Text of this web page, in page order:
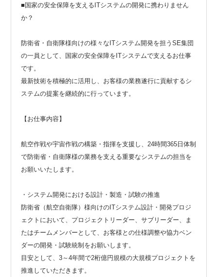
■国家の安全保障を支えるITシステムの開発に携わりません
か？
防衛省・自衛隊様向けの様々なITシステム開発を担うSE集団
の一員として、国家の安全保障をITシステムで支えるお仕事
です。
最新技術を積極的に活用し、お客様の業務遂行に貢献するシ
ステムの提案を継続的に行っています。
【お仕事内容】
航空作戦や宇宙作戦の構築・指揮を支援し、24時間365日体制
で防衛省・自衛隊様の業務を支える重要なシステムの担当を
お願いいたします。
・システム開発における設計・製造・試験の推進
防衛省（航空自衛隊）様向けのITシステム設計・開発プロジ
ェクトにおいて、プロジェクトリーダー、サブリーダー、ま
たはチームメンバーとして、お客様との仕様調整や協力ベン
ダーの開発・試験統制をお願いします。
目安として、3～4年間で2桁億円規模の大規模プロジェクトを
推進していただきます。